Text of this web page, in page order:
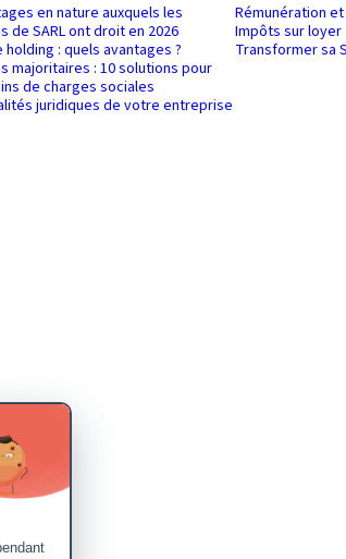
en nature auxquels les
de SARL ont droit en 2026
holding : quels avantages ?
majoritaires : 10 solutions pour
de charges sociales
juridiques de votre entreprise
Rémunération
Impôts sur loyer
Transformer sa